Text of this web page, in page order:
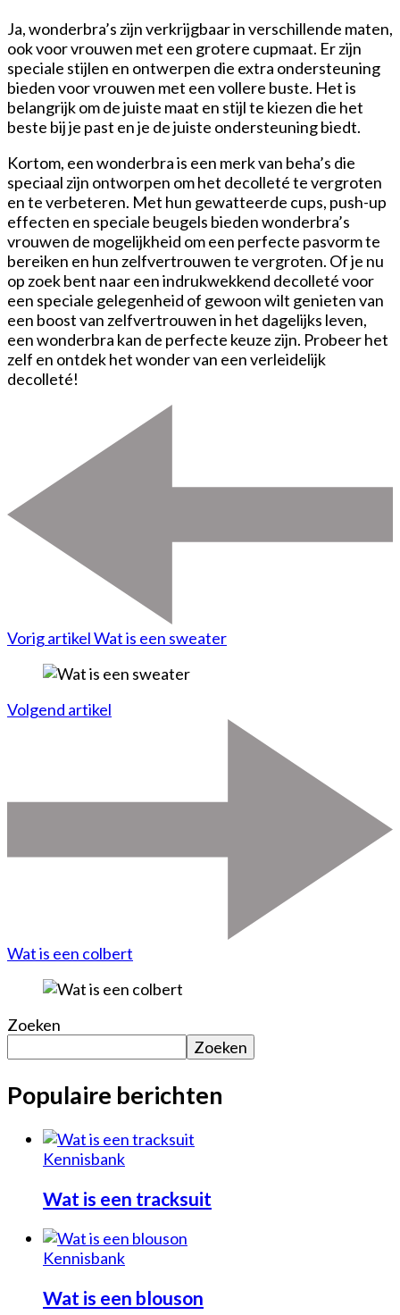
Ja, wonderbra’s zijn verkrijgbaar in verschillende maten,
ook voor vrouwen met een grotere cupmaat. Er zijn
speciale stijlen en ontwerpen die extra ondersteuning
bieden voor vrouwen met een vollere buste. Het is
belangrijk om de juiste maat en stijl te kiezen die het
beste bij je past en je de juiste ondersteuning biedt.
Kortom, een wonderbra is een merk van beha’s die
speciaal zijn ontworpen om het decolleté te vergroten
en te verbeteren. Met hun gewatteerde cups, push-up
effecten en speciale beugels bieden wonderbra’s
vrouwen de mogelijkheid om een perfecte pasvorm te
bereiken en hun zelfvertrouwen te vergroten. Of je nu
op zoek bent naar een indrukwekkend decolleté voor
een speciale gelegenheid of gewoon wilt genieten van
een boost van zelfvertrouwen in het dagelijks leven,
een wonderbra kan de perfecte keuze zijn. Probeer het
zelf en ontdek het wonder van een verleidelijk
decolleté!
Vorig artikelWat is een sweater
Volgend artikel
Wat is een colbert
Zoeken
Zoeken
Populaire berichten
Kennisbank
Wat is een tracksuit
Kennisbank
Wat is een blouson